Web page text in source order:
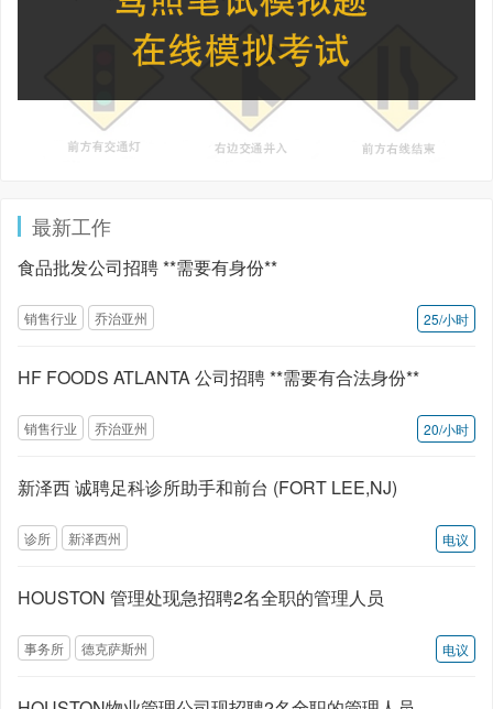
最新工作
食品批发公司招聘 **需要有身份**
25/小时
销售行业 乔治亚州
HF FOODS ATLANTA 公司招聘 **需要有合法身份**
20/小时
销售行业 乔治亚州
新泽西 诚聘足科诊所助手和前台 (FORT LEE,NJ)
电议
诊所 新泽西州
HOUSTON 管理处现急招聘2名全职的管理人员
电议
事务所 德克萨斯州